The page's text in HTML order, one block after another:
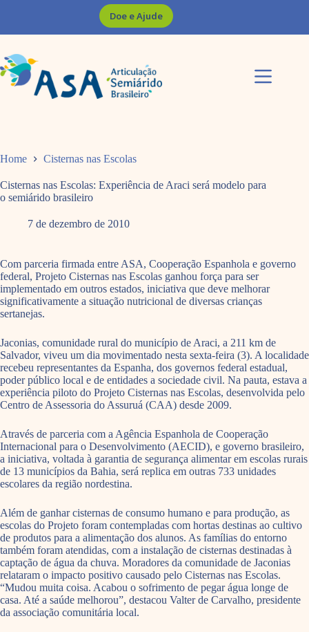
Doe e Ajude
Home Cisternas nas Escolas
Cisternas nas Escolas: Experiência de Araci será modelo para
o semiárido brasileiro
7 de dezembro de 2010
Com parceria firmada entre ASA, Cooperação Espanhola e governo
federal, Projeto Cisternas nas Escolas ganhou força para ser
implementado em outros estados, iniciativa que deve melhorar
significativamente a situação nutricional de diversas crianças
sertanejas.
Jaconias, comunidade rural do município de Araci, a 211 km de
Salvador, viveu um dia movimentado nesta sexta-feira (3). A localidade
recebeu representantes da Espanha, dos governos federal estadual,
poder público local e de entidades a sociedade civil. Na pauta, estava a
experiência piloto do Projeto Cisternas nas Escolas, desenvolvida pelo
Centro de Assessoria do Assuruá (CAA) desde 2009.
Através de parceria com a Agência Espanhola de Cooperação
Internacional para o Desenvolvimento (AECID), e governo brasileiro,
a iniciativa, voltada à garantia de segurança alimentar em escolas rurais
de 13 municípios da Bahia, será replica em outras 733 unidades
escolares da região nordestina.
Além de ganhar cisternas de consumo humano e para produção, as
escolas do Projeto foram contempladas com hortas destinas ao cultivo
de produtos para a alimentação dos alunos. As famílias do entorno
também foram atendidas, com a instalação de cisternas destinadas à
captação de água da chuva. Moradores da comunidade de Jaconias
relataram o impacto positivo causado pelo Cisternas nas Escolas.
“Mudou muita coisa. Acabou o sofrimento de pegar água longe de
casa. Até a saúde melhorou”, destacou Valter de Carvalho, presidente
da associação comunitária local.